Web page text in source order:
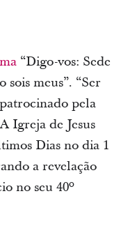
“Digo-vos: Sede
sois meus”. “Ser
pela
Igreja de Jesus
Dias no dia 1
a revelação
no seu 40º